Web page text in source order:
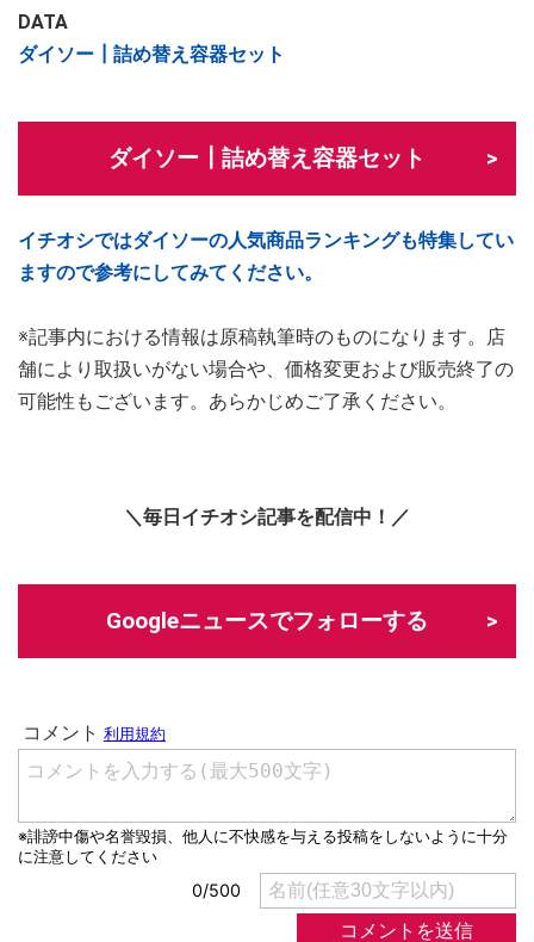
DATA
ダイソー┃詰め替え容器セット
ダイソー┃詰め替え容器セット
イチオシではダイソーの人気商品ランキングも特集してい
ますので参考にしてみてください。
※記事内における情報は原稿執筆時のものになります。店
舗により取扱いがない場合や、価格変更および販売終了の
可能性もございます。あらかじめご了承ください。
＼毎日イチオシ記事を配信中！／
Googleニュースでフォローする